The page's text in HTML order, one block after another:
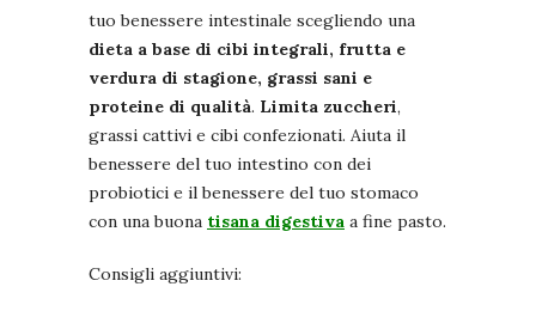
tuo benessere intestinale scegliendo una
dieta a base di cibi integrali, frutta e
verdura di stagione, grassi sani e
proteine di qualità. Limita zuccheri,
grassi cattivi e cibi confezionati. Aiuta il
benessere del tuo intestino con dei
probiotici e il benessere del tuo stomaco
con una buona tisana digestiva a fine pasto.
Consigli aggiuntivi: